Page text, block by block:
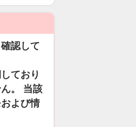
認して
ており
。 当該
よび情